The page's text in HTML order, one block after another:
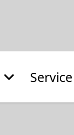
Service